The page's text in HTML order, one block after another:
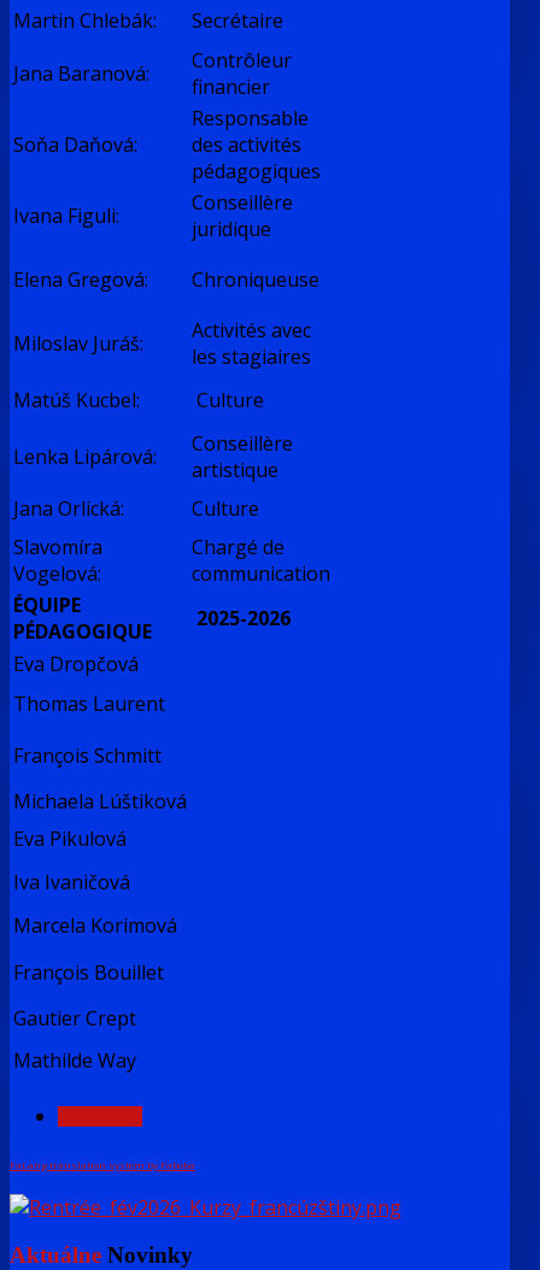
Martin Chlebák:
Secrétaire
Jana Baranová:
Contrôleur
financier
Soňa Daňová:
Responsable
des activités
pédagogiques
Ivana Figuli:
Conseillère
juridique
Elena Gregová:
Chroniqueuse
Miloslav Juráš:
Activités avec
les stagiaires
Matúš Kucbel:
Culture
Lenka Lipárová:
Conseillère
artistique
Jana Orlická:
Culture
Slavomíra
Vogelová:
Chargé de
communication
ÉQUIPE
PÉDAGOGIQUE
2025-2026
Eva Dropčová
Thomas Laurent
François Schmitt
Michaela Lúštiková
Eva Pikulová
Iva Ivaničová
Marcela Korimová
François Bouillet
Gautier Crept
Mathilde Way
FaLang translation system by Faboba
Aktuálne Novinky